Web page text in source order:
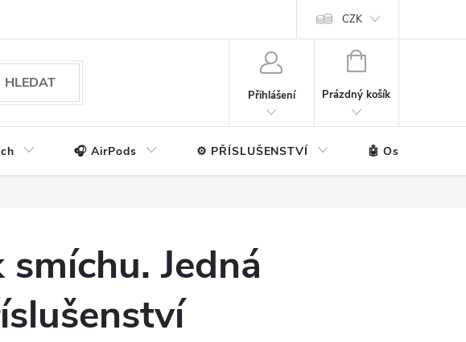
CZK
HLEDAT
Přihlášení
NÁKUPNÍ
Prázdný košík
🎧 AirPods ⚙️ PŘÍSLUŠENSTVÍ 🤖 Ostatní
Jedná